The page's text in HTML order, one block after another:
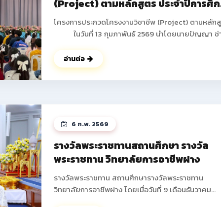
ปอนด์ ปากน้อย นักเรียน ชั้น ปวช.1 สาขาวิชาช่างยนต์ ครูผู้
ควบคุม นายสงกรานต์ คำดา ดูรูปภาพเพิมเติม
>> https://www.facebook.com/share/p/
(Project) ตามหลักสูตร ประจำปีการศึ
2568
โครงการประกวดโครงงานวิชาชีพ (Project) ตามหลัก
ในวันที่ 13 กุมภาพันธ์ 2569 นำโดยนายปัญญา ช่
บริหาร คณะครูทุกท่านได้ดำเนินการจัดกิจกรรมโครงกา
ประกวดโครงงานวิชาชีพ (Project) ตามหลักสูตร ภาค
เรียนที่ 2 ประจำปีการศึกษา 2568 เพื่อให้นักเรียน นักศึ
ถึงการสร้างรายได้ระหว่างเรียน เตรียมความพร้อมสู่อ
จริง ส่งเสริมให้นักเรียน นักศึกษาสามารถสร้างผลิตภั
หรือบริการที่จำหน่ายได้จริง ช่วยลดภาระครอบครัว พั
ทักษะการนำเสนอและฝึกการนำเสนอผลงานสู่สาธารณ
ดูรูปภาพเพิ่มเติม ->>
: https://www.facebook.com/photo?
อ่านต่อ
6 ก.พ. 2569
รางวัลพระราชทานสถานศึกษา รางวัล
พระราชทาน วิทยาลัยการอาชีพฝาง
รางวัลพระราชทาน สถานศึกษารางวัลพระราชทาน
วิทยาลัยการอาชีพฝาง โดยเมื่อวันที่ 9 เดือนธันวาคม